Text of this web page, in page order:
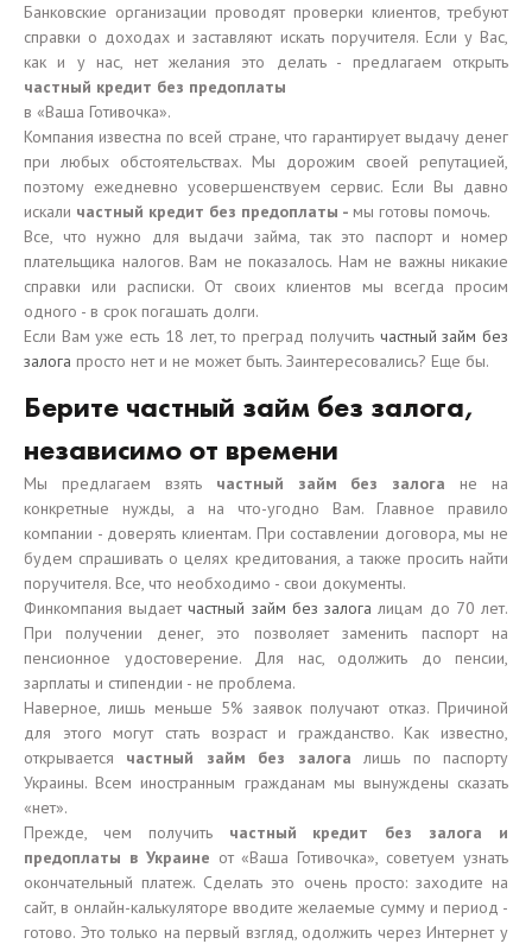
Банковские организации проводят проверки клиентов, требуют
справки о доходах и заставляют искать поручителя. Если у Вас,
как и у нас, нет желания это делать - предлагаем открыть
частный кредит без предоплаты
в «Ваша Готивочка».
Компания известна по всей стране, что гарантирует выдачу денег
при любых обстоятельствах. Мы дорожим своей репутацией,
поэтому ежедневно усовершенствуем сервис. Если Вы давно
искали частный кредит без предоплаты - мы готовы помочь.
Все, что нужно для выдачи займа, так это паспорт и номер
плательщика налогов. Вам не показалось. Нам не важны никакие
справки или расписки. От своих клиентов мы всегда просим
одного - в срок погашать долги.
Если Вам уже есть 18 лет, то преград получить частный займ без
залога просто нет и не может быть. Заинтересовались? Еще бы.
Берите частный займ без залога,
независимо от времени
Мы предлагаем взять частный займ без залога не на
конкретные нужды, а на что-угодно Вам. Главное правило
компании - доверять клиентам. При составлении договора, мы не
будем спрашивать о целях кредитования, а также просить найти
поручителя. Все, что необходимо - свои документы.
Финкомпания выдаетчастный займ без залога лицам до 70 лет.
При получении денег, это позволяет заменить паспорт на
пенсионное удостоверение. Для нас, одолжить до пенсии,
зарплаты и стипендии - не проблема.
Наверное, лишь меньше 5% заявок получают отказ. Причиной
для этого могут стать возраст и гражданство. Как известно,
открывается частный займ без залогалишь по паспорту
Украины. Всем иностранным гражданам мы вынуждены сказать
«нет».
Прежде, чем получить частный кредит без залога и
предоплаты в Украине от «Ваша Готивочка», советуем узнать
окончательный платеж. Сделать это очень просто: заходите на
сайт, в онлайн-калькуляторе вводите желаемые сумму и период -
готово. Это только на первый взгляд, одолжить через Интернет у